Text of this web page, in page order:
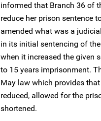
informed that Branch 36 of
reduce her prison sentence
amended what was a
in its initial sentencing of
when it increased the given
to 15 years imprisonment.
May law which provides
reduced, allowed for the
shortened.